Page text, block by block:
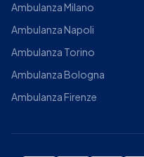
Ambulanza Milano
Ambulanza Napoli
Ambulanza Torino
Ambulanza Bologna
Ambulanza Firenze